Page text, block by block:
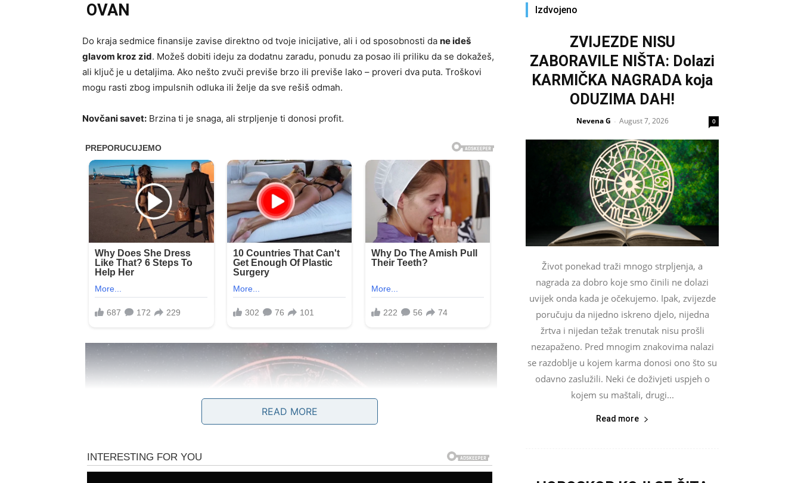
OVAN
Do kraja sedmice finansije zavise direktno od tvoje inicijative, ali i od sposobnosti da ne ideš
glavom kroz zid. Možeš dobiti ideju za dodatnu zaradu, ponudu za posao ili priliku da se dokažeš,
ali ključ je u detaljima. Ako nešto zvuči previše brzo ili previše lako – proveri dva puta. Troškovi
mogu rasti zbog impulsnih odluka ili želje da sve rešiš odmah.
Novčani savet: Brzina ti je snaga, ali strpljenje ti donosi profit.
READ MORE
Izdvojeno
ZVIJEZDE NISU
ZABORAVILE NIŠTA: Dolazi
KARMIČKA NAGRADA koja
ODUZIMA DAH!
Nevena G - August 7, 2026 0
Život ponekad traži mnogo strpljenja, a
nagrada za dobro koje smo činili ne dolazi
uvijek onda kada je očekujemo. Ipak, zvijezde
poručuju da nijedno iskreno djelo, nijedna
žrtva i nijedan težak trenutak nisu prošli
nezapaženo. Pred mnogim znakovima nalazi
se razdoblje u kojem karma donosi ono što su
odavno zaslužili. Neki će doživjeti uspjeh o
kojem su maštali, drugi...
Read more